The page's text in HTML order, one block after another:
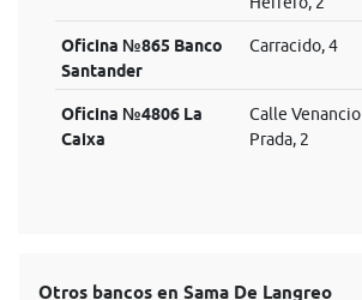
Oficina №865 Banco
Santander
Carracido, 4
Oficina №4806 La
Caixa
Calle Venancio
Prada, 2
Otros bancos en Sama De Langreo